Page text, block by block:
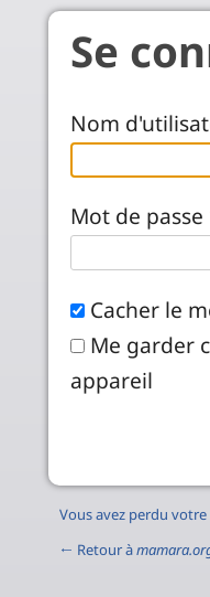
Aller au contenu
Se
Nom
Mot de passe
Cacher le
Me garder
appareil
Vous avez perdu
← Retour à